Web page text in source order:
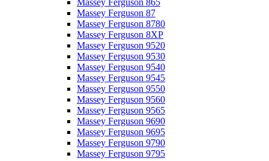
Massey Ferguson 865
Massey Ferguson 87
Massey Ferguson 8780
Massey Ferguson 8XP
Massey Ferguson 9520
Massey Ferguson 9530
Massey Ferguson 9540
Massey Ferguson 9545
Massey Ferguson 9550
Massey Ferguson 9560
Massey Ferguson 9565
Massey Ferguson 9690
Massey Ferguson 9695
Massey Ferguson 9790
Massey Ferguson 9795